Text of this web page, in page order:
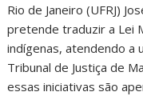
Rio de Janeiro (UFRJ)
pretende traduzir a Lei
indígenas, atendendo a
Tribunal de Justiça de
essas iniciativas são